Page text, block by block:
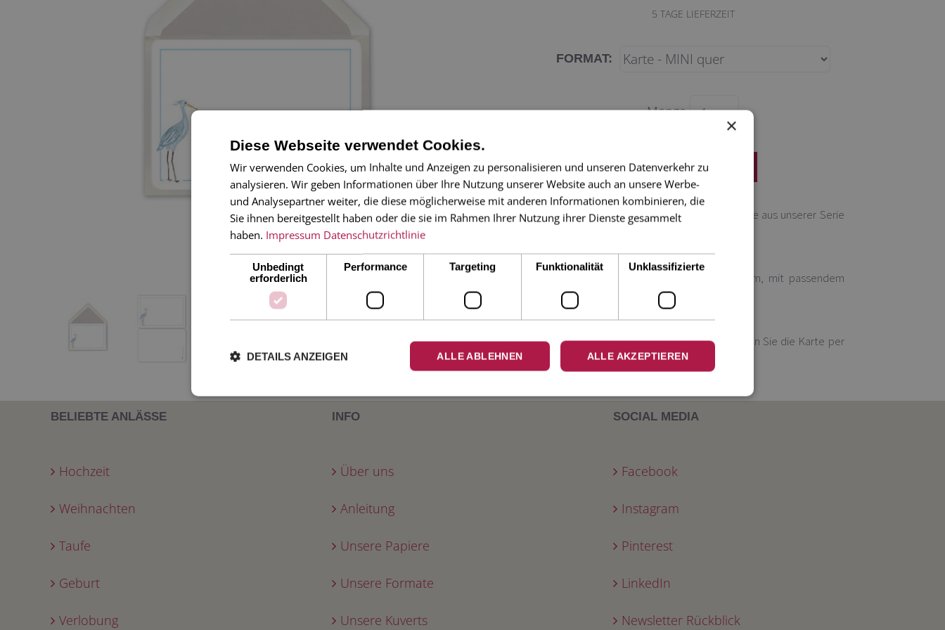
5 TAGE LIEFERZEIT
FORMAT:
Menge
Ein kurzer Gruß? Nutzen Sie diese süße Karte aus unserer Serie
9,5 x 6,5 cm, mit passendem
Umschlag
Zur Info: bitte Sonderformat beachten, wenn Sie die Karte per
Post versenden möchten.
BELIEBTE ANLÄSSE
Hochzeit
Weihnachten
Taufe
Geburt
Verlobung
INFO
Über uns
Anleitung
Unsere Papiere
Unsere Formate
Unsere Kuverts
SOCIAL MEDIA
Facebook
Instagram
Pinterest
LinkedIn
Newsletter Rückblick
×
Diese Webseite verwendet Cookies.
Wir verwenden Cookies, um Inhalte und Anzeigen zu personalisieren und unseren Datenverkehr zu
analysieren. Wir geben Informationen über Ihre Nutzung unserer Website auch an unsere Werbe-
und Analysepartner weiter, die diese möglicherweise mit anderen Informationen kombinieren, die
Sie ihnen bereitgestellt haben oder die sie im Rahmen Ihrer Nutzung ihrer Dienste gesammelt
haben. Impressum Datenschutzrichtlinie
Unbedingt
erforderlich
Performance Targeting Funktionalität Unklassifizierte
ALLE AKZEPTIEREN
ALLE ABLEHNEN
DETAILS ANZEIGEN